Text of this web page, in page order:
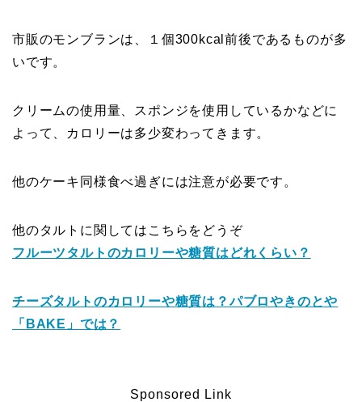
市販のモンブランは、１個300kcal前後であるものが多
いです。
クリームの使用量、スポンジを使用しているかなどに
よって、カロリーは多少変わってきます。
他のケーキ同様食べ過ぎには注意が必要です。
他のタルトに関してはこちらをどうぞ
フルーツタルトのカロリーや糖質はどれくらい？
チーズタルトのカロリーや糖質は？パブロやきのとや
「BAKE」では？
Sponsored Link